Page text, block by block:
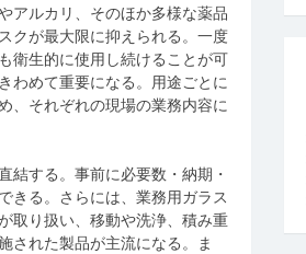
アルカリ、そのほか多様な薬品
クが最大限に抑えられる。一度
衛生的に使用し続けることが可
わめて重要になる。用途ごとに
、それぞれの現場の業務内容に
結する。事前に必要数・納期・
きる。さらには、業務用ガラス
取り扱い、移動や洗浄、積み重
された製品が主流になる。ま